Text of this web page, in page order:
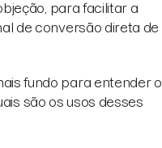
para facilitar a
de conversão direta de
fundo para entender o
são os usos desses